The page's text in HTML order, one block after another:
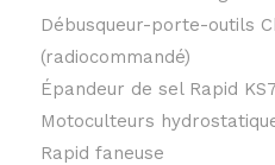
Débusqueur-porte-outils
(radiocommandé)
Épandeur de sel Rapid
Motoculteurs
Rapid faneuse